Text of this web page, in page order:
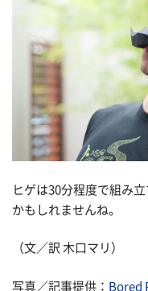
ヒゲは30分程度で組み
かもしれませんね。
（文／訳 木口マリ）
写真／記事提供： Bored